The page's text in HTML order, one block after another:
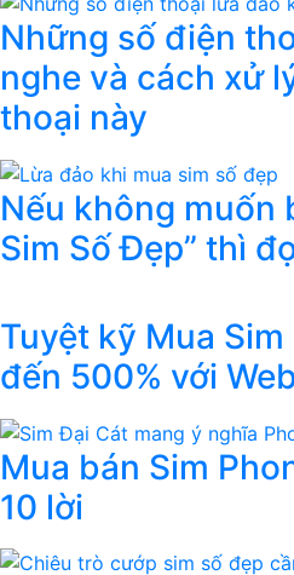
Những số điện
nghe và cách xử
thoại này
Nếu không muốn
Sim Số Đẹp” thì
Tuyệt kỹ Mua
đến 500% với
Mua bán Sim
10 lời